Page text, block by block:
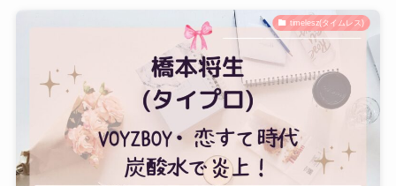
timelesz(タイムレス)